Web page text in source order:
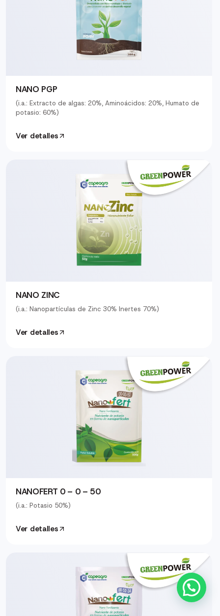
NANO PGP
(i.a.: Extracto de algas: 20%, Aminoácidos: 20%, Humato de
potasio: 60%)
Ver detalles
NANO ZINC
(i.a.: Nanopartículas de Zinc 30% Inertes 70%)
Ver detalles
NANOFERT 0 – 0 – 50
(i.a.: Potasio 50%)
Ver detalles